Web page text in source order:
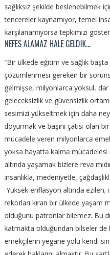
sağlıksız şekilde beslenebilmek
tencereler kaynamıyor, temel
karşılanamıyorsa tepkimizi
NEFES ALAMAZ HALE GELDIK…
“Bir ülkede eğitim ve sağlık
çözümlenmesi gereken bir
gelmişse, milyonlarca yoksul,
geleceksizlik ve güvensizlik
sesimizi yükseltmek için daha
doyurmak ve başını çatısı olan
mücadele veren milyonlarca
yoksa hayatta kalma
altında yaşamak bizlere reva
insanlıkla, medeniyetle,
Yüksek enflasyon altında
rekorları kıran bir ülkede yaşam
olduğunu patronlar bilemez. Bu
katmakta olduğundan bilseler
emekçilerin yegane yolu kendi